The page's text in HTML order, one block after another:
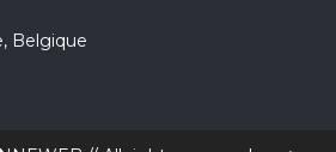
Belgique